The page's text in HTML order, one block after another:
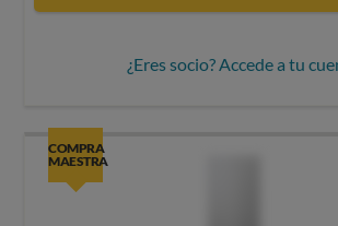
¿Eres socio? Accede a tu
COMPRA
MAESTRA